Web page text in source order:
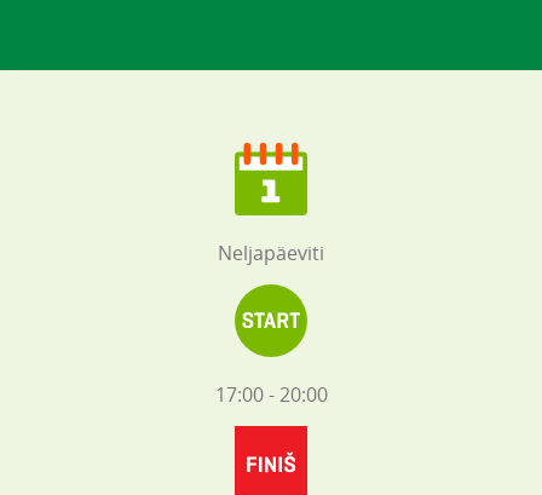
Neljapäeviti
17:00 - 20:00